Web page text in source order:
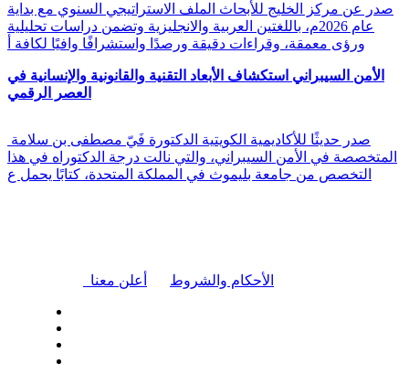
صدر عن مركز الخليج للأبحاث الملف الاستراتيجي السنوي مع بداية
عام 2026م، باللغتين العربية والانجليزية وتضمن دراسات تحليلية
ورؤى معمقة، وقراءات دقيقة ورصدًا واستشرافًا وافيًا لكافة أ
الأمن السيبراني استكشاف الأبعاد التقنية والقانونية والإنسانية في
العصر الرقمي
المتخصصة في الأمن السيبراني، والتي نالت درجة الدكتوراه في هذا
التخصص من جامعة بليموث في المملكة المتحدة، كتابًا يحمل ع
أعلن معنا الأحكام والشروط